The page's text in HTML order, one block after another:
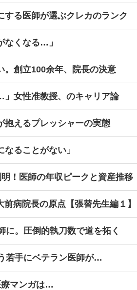
する医師が選ぶクレカのランク
なくなる…」
。創立100余年、院長の決意
」女性准教授、のキャリア論
えるプレッシャーの実態
ることがない」
！医師の年収ピークと資産推移
病院長の原点【張替先生編１】
に。圧倒的執刀数で道を拓く
若手にベテラン医師が…
療マンガは…